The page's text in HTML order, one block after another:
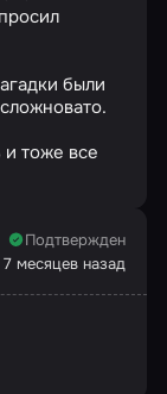
были
тоже все
Подтвержден
7 месяцев назад